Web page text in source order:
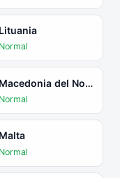
Macedonia del Norte